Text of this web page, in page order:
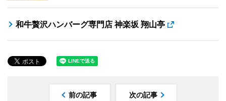
和牛贅沢ハンバーグ専門店 神楽坂 翔山亭
前の記事 次の記事